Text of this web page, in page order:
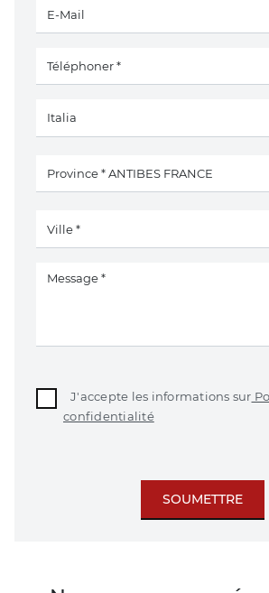
J'accepte les informations sur
confidentialité
SOUMETTRE